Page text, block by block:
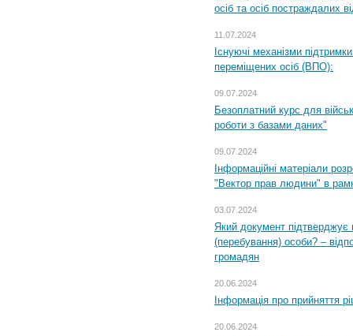
осіб та осіб постраждалих
11.07.2024
Існуючі механізми
переміщених осіб (ВПО):
09.07.2024
Безоплатний курс для
роботи з базами даних"
09.07.2024
Інформаційні матеріали
"Вектор прав людини" в
03.07.2024
Який документ підтверджує
(перебування) особи? –
громадян
20.06.2024
Інформація про прийняття
20.06.2024